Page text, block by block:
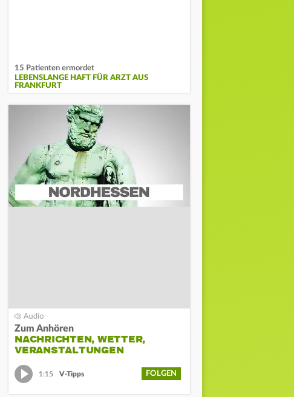
15 Patienten ermordet
LEBENSLANGE HAFT FÜR ARZT AUS
FRANKFURT
Zum Anhören
NACHRICHTEN, WETTER,
VERANSTALTUNGEN
1:15 V-Tipps FOLGEN